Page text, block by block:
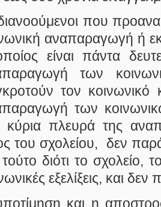
που
αναπαραγωγή ή
είναι πάντα
των
τον κοινωνικό
των
κύρια πλευρά της
του σχολείου, δεν
τούτο διότι το σχολείο,
εξελίξεις, και
και η